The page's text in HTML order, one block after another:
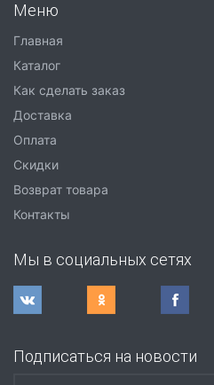
Меню
Главная
Каталог
Как сделать заказ
Доставка
Оплата
Скидки
Возврат товара
Контакты
Мы в социальных сетях
Подписаться на новости